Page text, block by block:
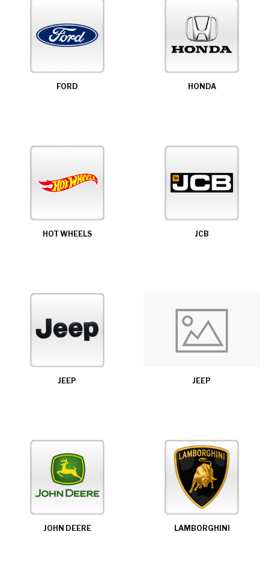
FORD HONDA
HOT WHEELS JCB
JEEP JEEP
JOHN DEERE LAMBORGHINI